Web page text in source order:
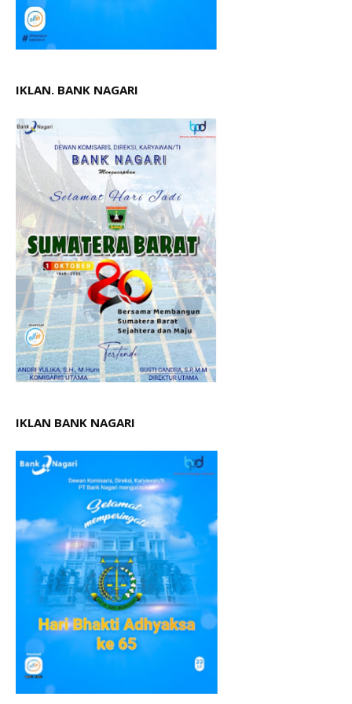
IKLAN. BANK NAGARI
IKLAN BANK NAGARI